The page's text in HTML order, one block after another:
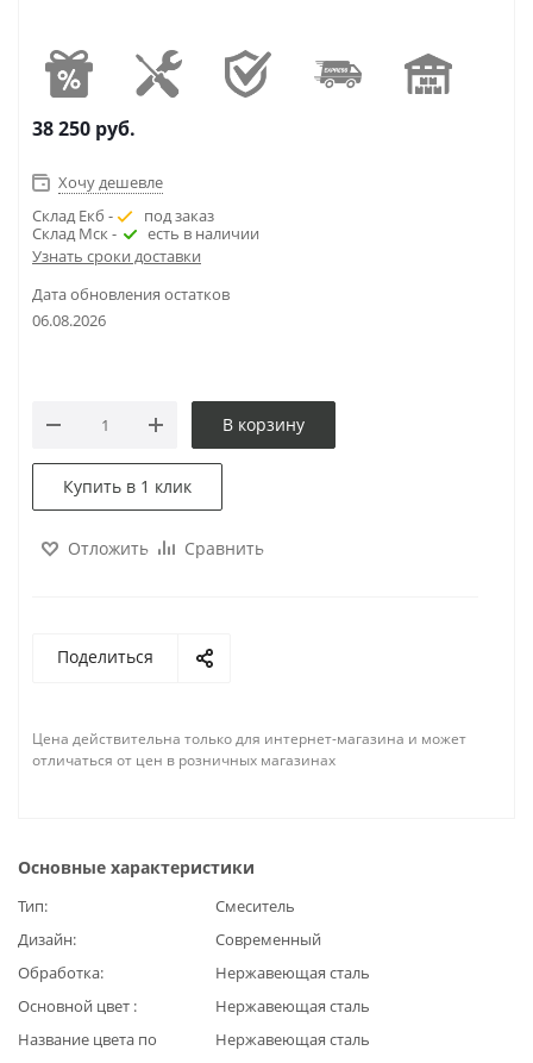
38 250 руб.
Хочу дешевле
Склад Екб -
под заказ
Склад Мск -
есть в наличии
Узнать сроки доставки
Дата обновления остатков
06.08.2026
В корзину
Купить в 1 клик
Отложить Сравнить
Поделиться
Цена действительна только для интернет-магазина и может
отличаться от цен в розничных магазинах
Основные характеристики
Тип
Смеситель
Дизайн
Современный
Обработка
Нержавеющая сталь
Основной цвет
Нержавеющая сталь
Название цвета по
Нержавеющая сталь